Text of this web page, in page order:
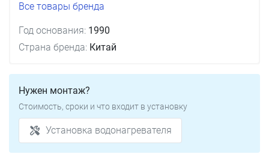
Все товары бренда
Год основания: 1990
Страна бренда: Китай
Нужен монтаж?
Стоимость, сроки и что входит в установку
Установка водонагревателя